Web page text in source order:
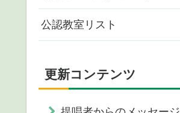
公認教室リスト
更新コンテンツ